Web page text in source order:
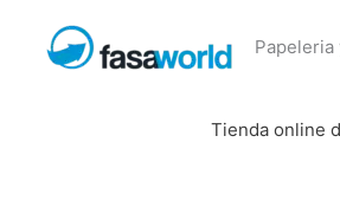
Tienda online